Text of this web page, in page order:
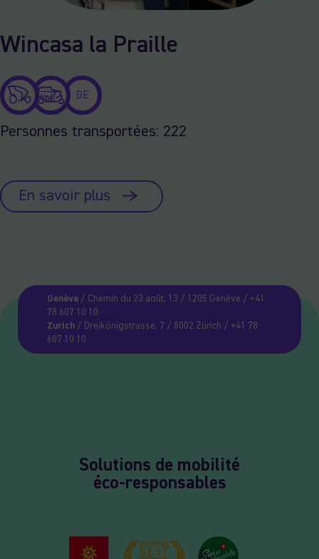
Wincasa la Praille
GE
Personnes transportées: 222
En savoir plus
Genève/ Chemin du 23 août, 13 / 1205 Genève / +41
78 607 10 10
Zurich/ Dreikönigstrasse, 7 / 8002 Zürich / +41 78
607 10 10
Solutions de mobilité
éco-responsables